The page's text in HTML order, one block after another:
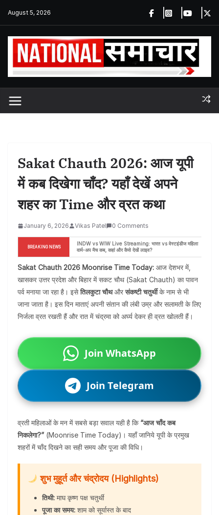
August 5, 2026
Sakat Chauth 2026: आज यूपी
में कब दिखेगा चाँद? यहाँ देखें अपने
शहर का Time और व्रत कथा
January 6, 2026 Vikas Patel 0 Comments
BREAKING NEWS
NEET UG 2026 Re-Exam Paper Leak News Fake!
NTA ने जारी की बड़ी चेतावनी, छात्रों को रहना होगा सावधान
Sakat Chauth 2026 Moonrise Time Today: आज देशभर में,
खासकर उत्तर प्रदेश और बिहार में सकट चौथ (Sakat Chauth) का पावन
पर्व मनाया जा रहा है। इसेतिलकुटा चौथऔरसंकष्टी चतुर्थीके नाम से भी
जाना जाता है। इस दिन माताएं अपनी संतान की लंबी उम्र और सलामती के लिए
निर्जला व्रत रखती हैं और रात में चंद्रमा को अर्घ्य देकर ही व्रत खोलती हैं।
Join WhatsApp
Join Telegram
व्रती महिलाओं के मन में सबसे बड़ा सवाल यही है कि “आज चाँद कब
निकलेगा?” (Moonrise Time Today)। यहाँ जानिये यूपी के प्रमुख
शहरों में चाँद दिखने का सही समय और पूजा की विधि।
शुभ मुहूर्त और चंद्रोदय (Highlights)
तिथी: माघ कृष्ण पक्ष चतुर्थी
पूजा का समय: शाम को सूर्यास्त के बाद